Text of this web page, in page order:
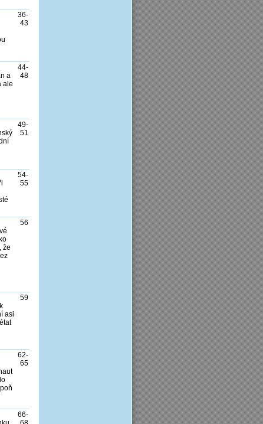
36-
43
a
ale
44-
48
49-
51
54-
55
že
56
asi
59
62-
65
66-